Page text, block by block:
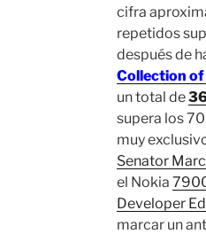
cifra
repetidos
después de
Collection
un total de
supera los
muy
Senator
el Nokia
Developer
marcar un